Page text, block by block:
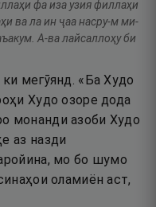
фа иза узия филлаҳи
ва ла ин ҷаа насру-м ми-
А-ва лайсаллоҳу би
мегӯянд. «Ба Худо
Худо озоре дода
монанди азоби Худо
аз назди
мо бо шумо
оламиён аст,